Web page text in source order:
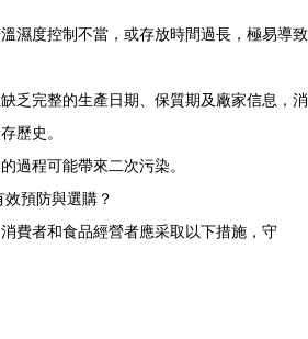
濕度控制不當，或存放時間過長，極易導致
乏完整的生產日期、保質期及廠家信息，消
歷史。
過程可能帶來二次污染。
預防與選購？
費者和食品經營者應采取以下措施，守